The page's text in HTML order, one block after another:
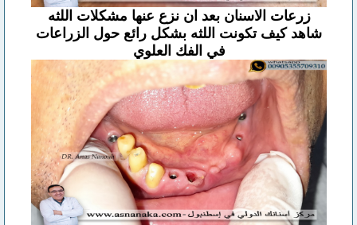
زرعات الاسنان بعد ان نزع عنها مشكلات اللثه
شاهد كيف تكونت اللثه بشكل رائع حول الزراعات
في الفك العلوي